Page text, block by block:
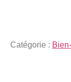
Catégorie :